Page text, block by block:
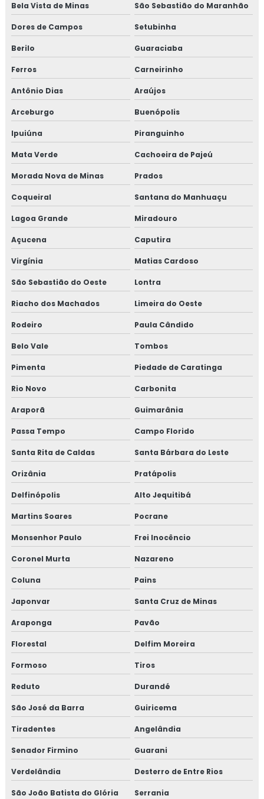
Bela Vista de Minas São Sebastião do Maranhão
Dores de Campos Setubinha
Berilo Guaraciaba
Ferros Carneirinho
Antônio Dias Araújos
Arceburgo Buenópolis
Ipuiúna Piranguinho
Mata Verde Cachoeira de Pajeú
Morada Nova de Minas Prados
Coqueiral Santana do Manhuaçu
Lagoa Grande Miradouro
Açucena Caputira
Virgínia Matias Cardoso
São Sebastião do Oeste Lontra
Riacho dos Machados Limeira do Oeste
Rodeiro Paula Cândido
Belo Vale Tombos
Pimenta Piedade de Caratinga
Rio Novo Carbonita
Araporã Guimarânia
Passa Tempo Campo Florido
Santa Rita de Caldas Santa Bárbara do Leste
Orizânia Pratápolis
Delfinópolis Alto Jequitibá
Martins Soares Pocrane
Monsenhor Paulo Frei Inocêncio
Coronel Murta Nazareno
Coluna Pains
Japonvar Santa Cruz de Minas
Araponga Pavão
Florestal Delfim Moreira
Formoso Tiros
Reduto Durandé
São José da Barra Guiricema
Tiradentes Angelândia
Senador Firmino Guarani
Verdelândia Desterro de Entre Rios
São João Batista do Glória Serrania